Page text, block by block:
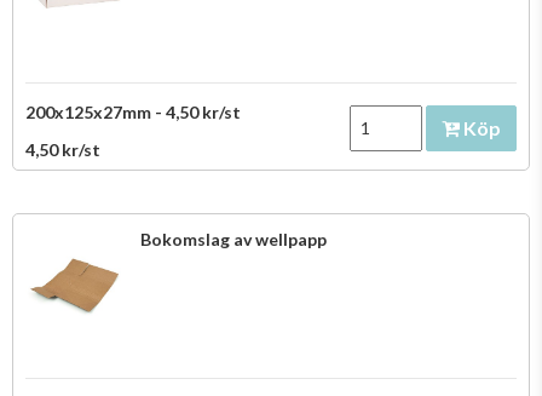
200x125x27mm - 4,50 kr/st
4,50 kr/st
Köp
Bokomslag av wellpapp